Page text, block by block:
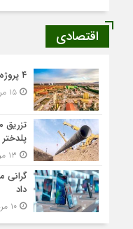
اقتصادی
۴ پروژه پیشران در لرستان افتتاح می‌شود
۱۵ مرداد ۱۴۰۵ - ۱۴:۴۰
پلدختر
گرانی
داد
۱۰ مرداد ۱۴۰۵ - ۱۴:۰۹